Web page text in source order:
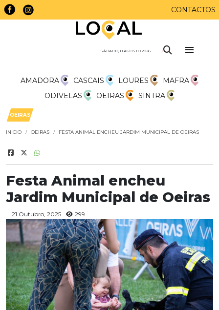
CONTACTOS
SÁBADO, 8 AGOSTO 2026
AMADORA CASCAIS LOURES
MAFRA
ODIVELAS
OEIRAS SINTRA
OEIRAS
INICIO OEIRAS FESTA ANIMAL ENCHEU JARDIM MUNICIPAL DE OEIRAS
Festa Animal encheu
Jardim Municipal de Oeiras
21 Outubro, 2025 299